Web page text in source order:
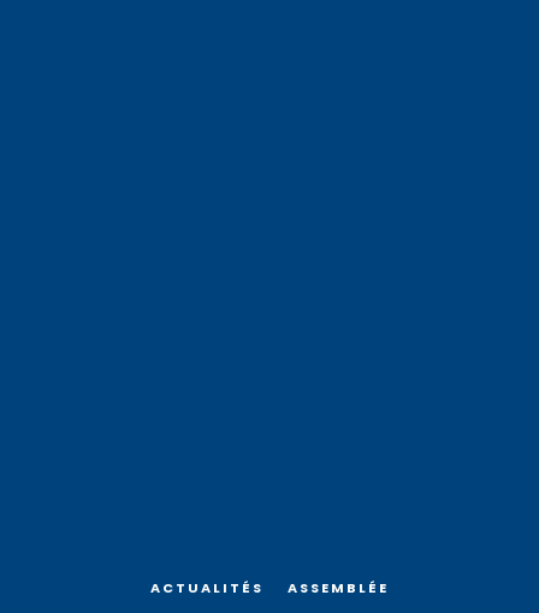
ACTUALITÉS ASSEMBLÉE